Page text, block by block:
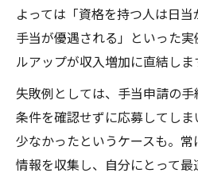
よっては「資格を持つ人は日
手当が優遇される」といった
ルアップが収入増加に直結しま
失敗例としては、手当申請の
条件を確認せずに応募してし
少なかったというケースも。
情報を収集し、自分にとって